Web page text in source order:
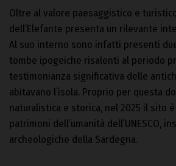
Oltre al valore paesaggistico e
dell’Elefante presenta un rilevante
Al suo interno sono infatti presenti
tombe ipogeiche risalenti al periodo
testimonianza significativa delle
abitavano l’isola. Proprio per questa
naturalistica e storica, nel 2025 il sito
patrimoni dell’umanità dell’UNESCO,
archeologiche della Sardegna.